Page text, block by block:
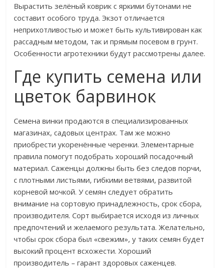
Вырастить зелёный коврик с яркими бутонами не
составит особого труда. Экзот отличается
неприхотливостью и может быть культивирован как
рассадным методом, так и прямым посевом в грунт.
Особенности агротехники будут рассмотрены далее.
Где купить семена или
цветок барвинок
Семена винки продаются в специализированных
магазинах, садовых центрах. Там же можно
приобрести укоренённые черенки. Элементарные
правила помогут подобрать хороший посадочный
материал. Саженцы должны быть без следов порчи,
с плотными листьями, гибкими ветвями, развитой
корневой мочкой. У семян следует обратить
внимание на сортовую принадлежность, срок сбора,
производителя. Сорт выбирается исходя из личных
предпочтений и желаемого результата. Желательно,
чтобы срок сбора был «свежим», у таких семян будет
высокий процент всхожести. Хороший
производитель – гарант здоровых саженцев.